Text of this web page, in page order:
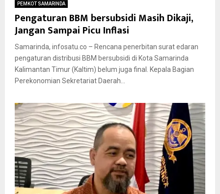
PEMKOT SAMARINDA
Pengaturan BBM bersubsidi Masih Dikaji,
Jangan Sampai Picu Inflasi
Samarinda, infosatu.co – Rencana penerbitan surat edaran
pengaturan distribusi BBM bersubsidi di Kota Samarinda
Kalimantan Timur (Kaltim) belum juga final. Kepala Bagian
Perekonomian Sekretariat Daerah...